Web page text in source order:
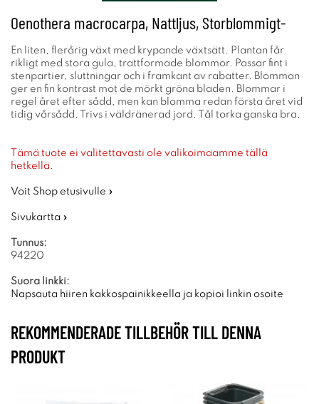
Oenothera macrocarpa, Nattljus, Storblommigt-
En liten, flerårig växt med krypande växtsätt. Plantan får
rikligt med stora gula, trattformade blommor. Passar fint i
stenpartier, sluttningar och i framkant av rabatter. Blomman
ger en fin kontrast mot de mörkt gröna bladen. Blommar i
regel året efter sådd, men kan blomma redan första året vid
tidig vårsådd. Trivs i väldränerad jord. Tål torka ganska bra.
Tämä tuote ei valitettavasti ole valikoimaamme tällä
hetkellä.
Voit Shop etusivulle »
Sivukartta »
Tunnus:
94220
Suora linkki:
Napsauta hiiren kakkospainikkeella ja kopioi linkin osoite
REKOMMENDERADE TILLBEHÖR TILL DENNA
PRODUKT